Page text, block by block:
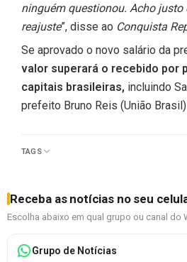
ninguém questionou. Acho justo
reajuste”, disse ao Conquista
Se aprovado o novo salário da
valor superará o recebido por
capitais brasileiras, incluindo
prefeito Bruno Reis (União
TAGS
Receba as notícias no seu
Escolha abaixo em qual grupo ou canal do
Grupo de Notícias